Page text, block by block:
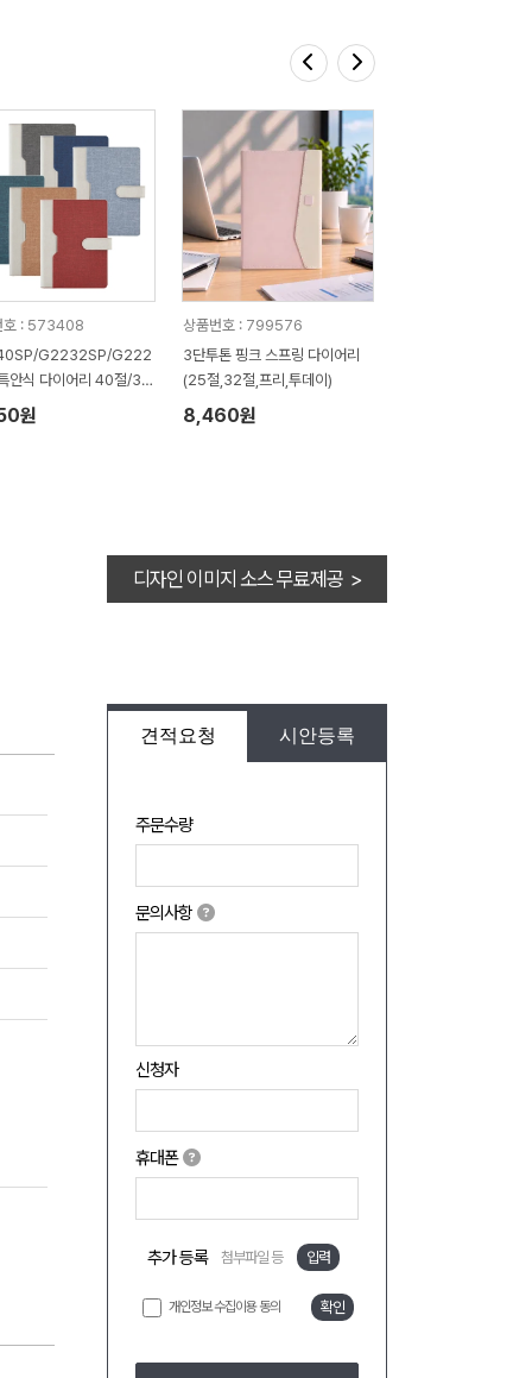
호 : 573408
G2232SP/G222
안식 다이어리 40절/32
원
상품번호 : 799576
3단투톤 핑크 스프링 다이어리
(25절,32절,프리,투데이)
8,460원
디자인 이미지 소스 무료제공 >
견적요청 시안등록
주문수량
문의사항
신청자
휴대폰
추가 등록 첨부파일 등 입력
개인정보 수집이용 동의 확인